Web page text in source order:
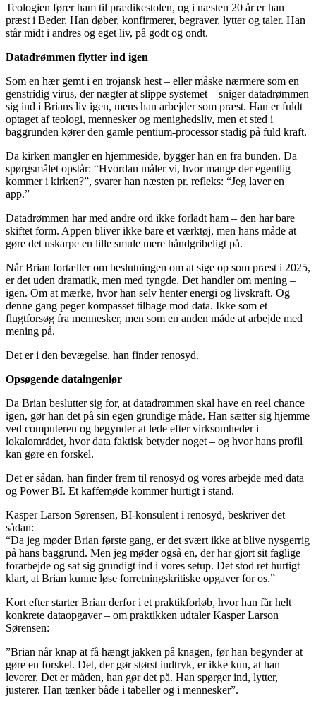
Teologien fører ham til prædikestolen, og i næsten 20 år er han
præst i Beder. Han døber, konfirmerer, begraver, lytter og taler. Han
står midt i andres og eget liv, på godt og ondt.
Datadrømmen flytter ind igen
Som en hær gemt i en trojansk hest – eller måske nærmere som en
genstridig virus, der nægter at slippe systemet – sniger datadrømmen
sig ind i Brians liv igen, mens han arbejder som præst. Han er fuldt
optaget af teologi, mennesker og menighedsliv, men et sted i
baggrunden kører den gamle pentium-processor stadig på fuld kraft.
Da kirken mangler en hjemmeside, bygger han en fra bunden. Da
spørgsmålet opstår: “Hvordan måler vi, hvor mange der egentlig
kommer i kirken?”, svarer han næsten pr. refleks: “Jeg laver en
app.”
Datadrømmen har med andre ord ikke forladt ham – den har bare
skiftet form. Appen bliver ikke bare et værktøj, men hans måde at
gøre det uskarpe en lille smule mere håndgribeligt på.
Når Brian fortæller om beslutningen om at sige op som præst i 2025,
er det uden dramatik, men med tyngde. Det handler om mening –
igen. Om at mærke, hvor han selv henter energi og livskraft. Og
denne gang peger kompasset tilbage mod data. Ikke som et
flugtforsøg fra mennesker, men som en anden måde at arbejde med
mening på.
Det er i den bevægelse, han finder renosyd.
Opsøgende dataingeniør
Da Brian beslutter sig for, at datadrømmen skal have en reel chance
igen, gør han det på sin egen grundige måde. Han sætter sig hjemme
ved computeren og begynder at lede efter virksomheder i
lokalområdet, hvor data faktisk betyder noget – og hvor hans profil
kan gøre en forskel.
Det er sådan, han finder frem til renosyd og vores arbejde med data
og Power BI. Et kaffemøde kommer hurtigt i stand.
Kasper Larson Sørensen, BI-konsulent i renosyd, beskriver det
sådan:
“Da jeg møder Brian første gang, er det svært ikke at blive nysgerrig
på hans baggrund. Men jeg møder også en, der har gjort sit faglige
forarbejde og sat sig grundigt ind i vores setup. Det stod ret hurtigt
klart, at Brian kunne løse forretningskritiske opgaver for os.”
Kort efter starter Brian derfor i et praktikforløb, hvor han får helt
konkrete dataopgaver – om praktikken udtaler Kasper Larson
Sørensen:
”Brian når knap at få hængt jakken på knagen, før han begynder at
gøre en forskel. Det, der gør størst indtryk, er ikke kun, at han
leverer. Det er måden, han gør det på. Han spørger ind, lytter,
justerer. Han tænker både i tabeller og i mennesker”.